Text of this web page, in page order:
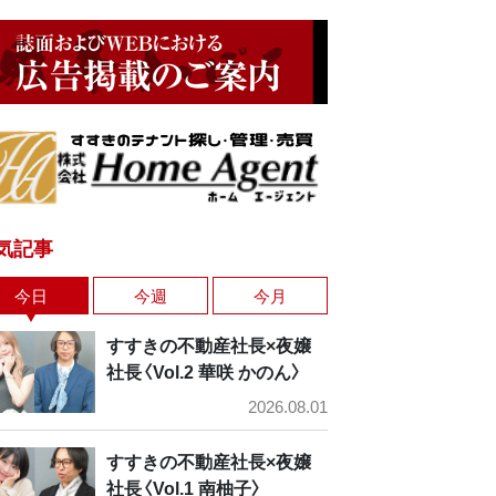
記事
今日 今週 今月
すすきの不動産社長×夜嬢
社長〈Vol.2 華咲 かのん〉
2026.08.01
すすきの不動産社長×夜嬢
社長〈Vol.1 南柚子〉